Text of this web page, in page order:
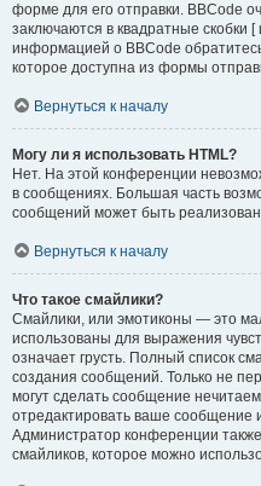
форме для его отправки. BBCode
заключаются в квадратные скобки
информацией о BBCode
которое доступна из формы
Вернуться к началу
Могу ли я использовать HTML?
Нет. На этой конференции
в сообщениях. Большая часть
сообщений может быть
Вернуться к началу
Что такое смайлики?
Смайлики, или эмотиконы — это
использованы для выражения
означает грусть. Полный список
создания сообщений. Только не
могут сделать сообщение
отредактировать ваше сообщение
Администратор конференции
смайликов, которое можно